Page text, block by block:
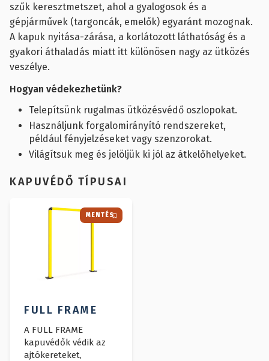
szűk keresztmetszet, ahol a gyalogosok és a
gépjárművek (targoncák, emelők) egyaránt mozognak.
A kapuk nyitása-zárása, a korlátozott láthatóság és a
gyakori áthaladás miatt itt különösen nagy az ütközés
veszélye.
Hogyan védekezhetünk?
Telepítsünk rugalmas ütközésvédő oszlopokat.
Használjunk forgalomirányító rendszereket,
például fényjelzéseket vagy szenzorokat.
Világítsuk meg és jelöljük ki jól az átkelőhelyeket.
KAPUVÉDŐ TÍPUSAI
MENTÉS
FULL FRAME
A FULL FRAME
kapuvédők védik az
ajtókereteket,